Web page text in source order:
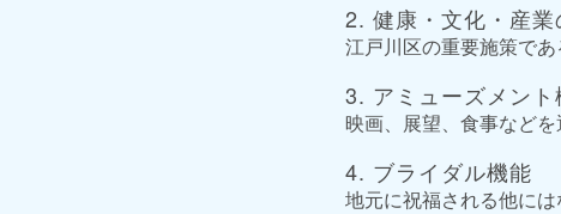
2. 健康・文化・産業
江戸川区の重要施策で
3. アミューズメント
映画、展望、食事など
4. ブライダル機能
地元に祝福される他には